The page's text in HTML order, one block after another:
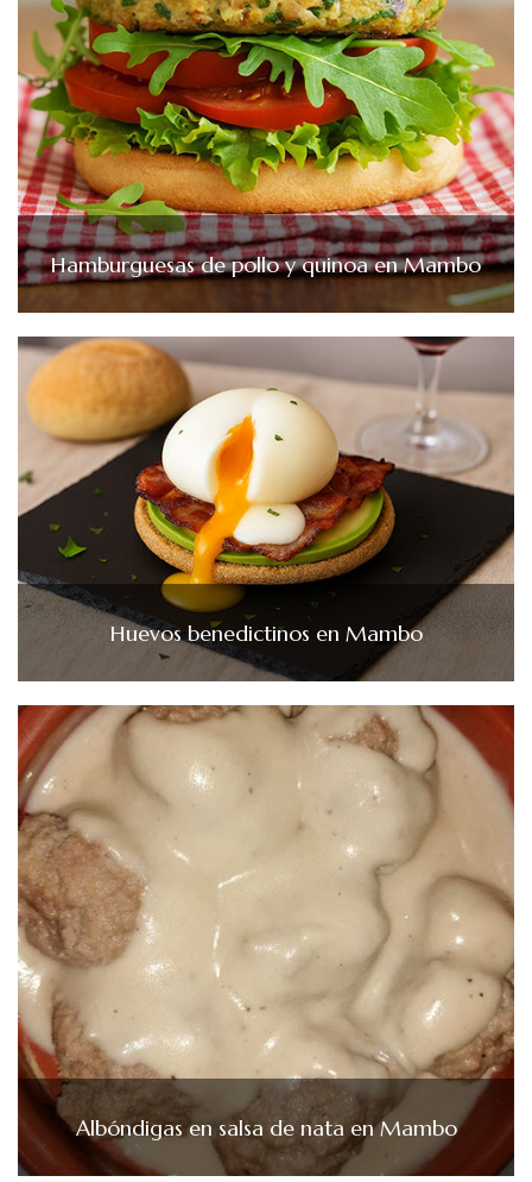
Hamburguesas de pollo y quinoa en Mambo
Huevos benedictinos en Mambo
Albóndigas en salsa de nata en Mambo